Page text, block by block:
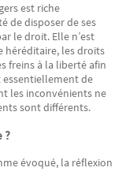
est riche
de disposer de ses
le droit. Elle n’est
héréditaire, les droits
freins à la liberté afin
essentiellement de
les inconvénients ne
sont différents.
?
évoqué, la réflexion